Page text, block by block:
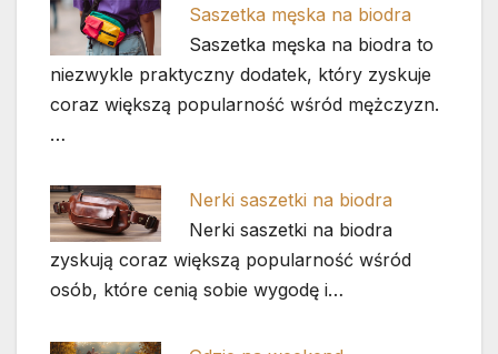
Saszetka męska na biodra
Saszetka męska na biodra to
niezwykle praktyczny dodatek, który zyskuje
coraz większą popularność wśród mężczyzn.
…
Nerki saszetki na biodra
Nerki saszetki na biodra
zyskują coraz większą popularność wśród
osób, które cenią sobie wygodę i…